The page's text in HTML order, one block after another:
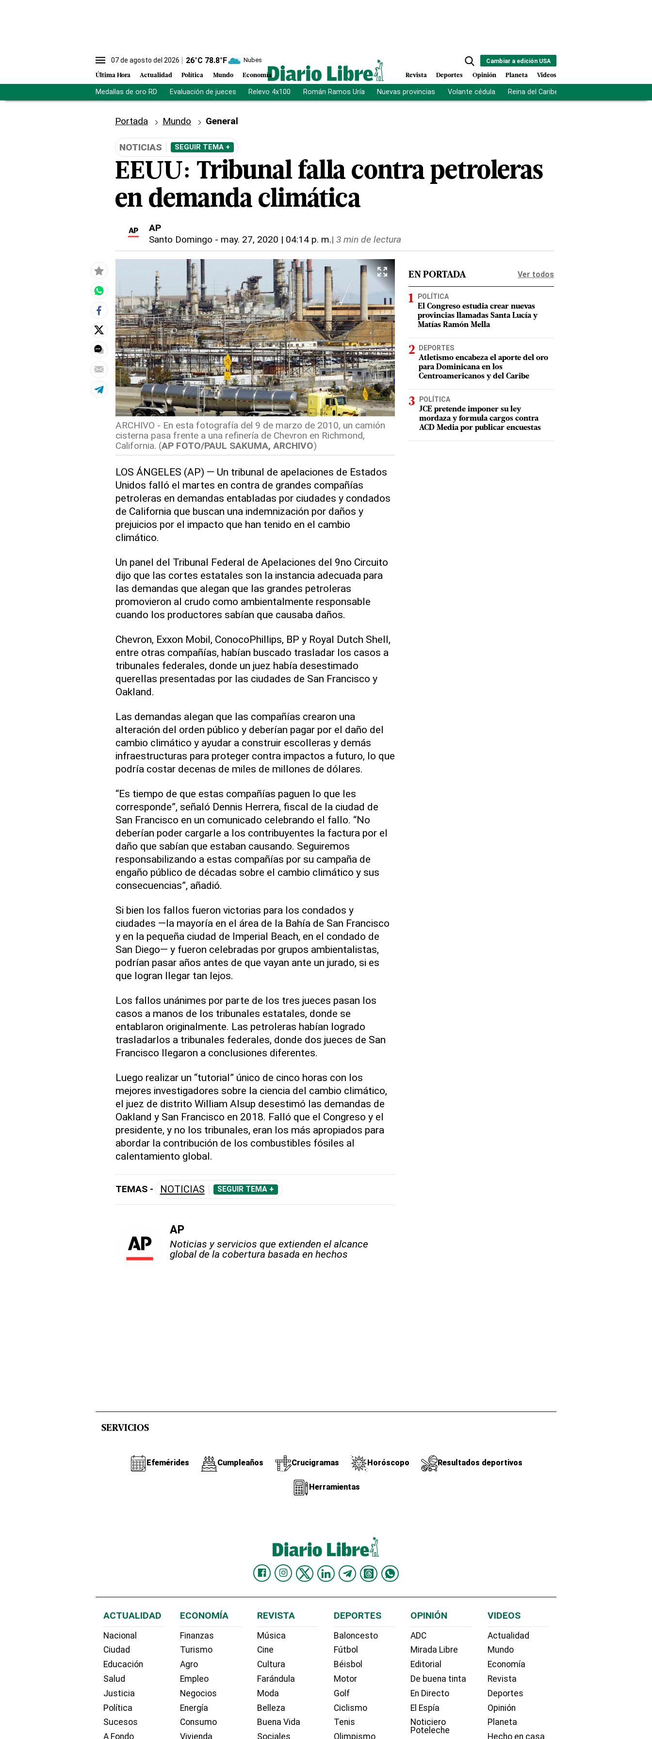
07 de agosto del 2026 26°C 78.8°F Nubes
Última Hora Actualidad Política Mundo Economía
Cambiar a edición USA
Revista Deportes Opinión Planeta Videos
Medallas de oro RD Evaluación de jueces Relevo 4x100 Román Ramos Uría Nuevas provincias Volante cédula Reina del Caribe
Portada Mundo General
NOTICIAS SEGUIR TEMA +
EEUU: Tribunal falla contra petroleras
en demanda climática
AP
Santo Domingo - may. 27, 2020 | 04:14 p. m.| 3 min de lectura
ARCHIVO - En esta fotografía del 9 de marzo de 2010, un camión
cisterna pasa frente a una refinería de Chevron en Richmond,
California. (AP FOTO/PAUL SAKUMA, ARCHIVO)
LOS ÁNGELES (AP) — Un tribunal de apelaciones de Estados
Unidos falló el martes en contra de grandes compañías
petroleras en demandas entabladas por ciudades y condados
de California que buscan una indemnización por daños y
prejuicios por el impacto que han tenido en el cambio
climático.
Un panel del Tribunal Federal de Apelaciones del 9no Circuito
dijo que las cortes estatales son la instancia adecuada para
las demandas que alegan que las grandes petroleras
promovieron al crudo como ambientalmente responsable
cuando los productores sabían que causaba daños.
Chevron, Exxon Mobil, ConocoPhillips, BP y Royal Dutch Shell,
entre otras compañías, habían buscado trasladar los casos a
tribunales federales, donde un juez había desestimado
querellas presentadas por las ciudades de San Francisco y
Oakland.
Las demandas alegan que las compañías crearon una
alteración del orden público y deberían pagar por el daño del
cambio climático y ayudar a construir escolleras y demás
infraestructuras para proteger contra impactos a futuro, lo que
podría costar decenas de miles de millones de dólares.
“Es tiempo de que estas compañías paguen lo que les
corresponde”, señaló Dennis Herrera, fiscal de la ciudad de
San Francisco en un comunicado celebrando el fallo. “No
deberían poder cargarle a los contribuyentes la factura por el
daño que sabían que estaban causando. Seguiremos
responsabilizando a estas compañías por su campaña de
engaño público de décadas sobre el cambio climático y sus
consecuencias”, añadió.
Si bien los fallos fueron victorias para los condados y
ciudades —la mayoría en el área de la Bahía de San Francisco
y en la pequeña ciudad de Imperial Beach, en el condado de
San Diego— y fueron celebradas por grupos ambientalistas,
podrían pasar años antes de que vayan ante un jurado, si es
que logran llegar tan lejos.
Los fallos unánimes por parte de los tres jueces pasan los
casos a manos de los tribunales estatales, donde se
entablaron originalmente. Las petroleras habían logrado
trasladarlos a tribunales federales, donde dos jueces de San
Francisco llegaron a conclusiones diferentes.
Luego realizar un “tutorial” único de cinco horas con los
mejores investigadores sobre la ciencia del cambio climático,
el juez de distrito William Alsup desestimó las demandas de
Oakland y San Francisco en 2018. Falló que el Congreso y el
presidente, y no los tribunales, eran los más apropiados para
abordar la contribución de los combustibles fósiles al
calentamiento global.
TEMAS - NOTICIAS SEGUIR TEMA +
AP
Noticias y servicios que extienden el alcance
global de la cobertura basada en hechos
EN PORTADA Ver todos
POLÍTICA
El Congreso estudia crear nuevas
provincias llamadas Santa Lucía y
Matías Ramón Mella
DEPORTES
Atletismo encabeza el aporte del oro
para Dominicana en los
Centroamericanos y del Caribe
POLÍTICA
JCE pretende imponer su ley
mordaza y formula cargos contra
ACD Media por publicar encuestas
SERVICIOS
Efemérides Cumpleaños Crucigramas Horóscopo Resultados deportivos
Herramientas
ACTUALIDAD
Nacional
Ciudad
Educación
Salud
Justicia
Política
Sucesos
A Fondo
ECONOMÍA
Finanzas
Turismo
Agro
Empleo
Negocios
Energía
Consumo
Vivienda
REVISTA
Música
Cine
Cultura
Farándula
Moda
Belleza
Buena Vida
Sociales
DEPORTES
Baloncesto
Fútbol
Béisbol
Motor
Golf
Ciclismo
Tenis
Olimpismo
OPINIÓN
ADC
Mirada Libre
Editorial
De buena tinta
En Directo
El Espía
Noticiero
Poteleche
VIDEOS
Actualidad
Mundo
Economía
Revista
Deportes
Opinión
Planeta
Hecho en casa